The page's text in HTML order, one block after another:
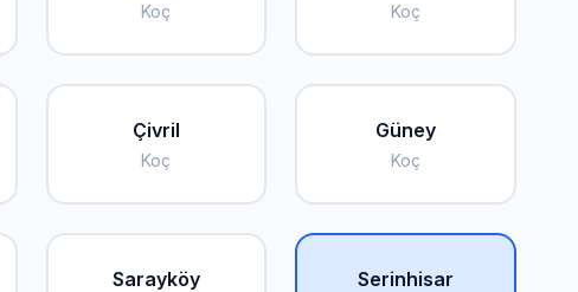
Koç Koç
Çivril
Koç
Güney
Koç
Sarayköy Serinhisar